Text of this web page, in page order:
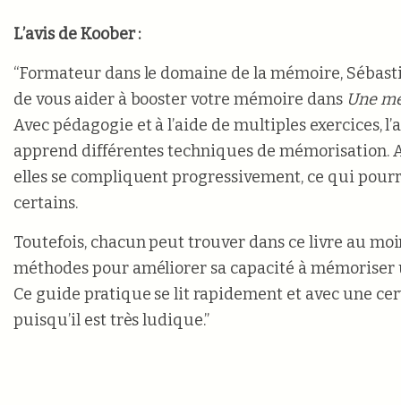
L’avis de Koober :
“Formateur dans le domaine de la mémoire,
de vous aider à booster votre mémoire dans Une
Avec pédagogie et à l’aide de multiples exercices,
apprend différentes techniques de mémorisation.
elles se compliquent progressivement, ce qui
certains.
Toutefois, chacun peut trouver dans ce livre au
méthodes pour améliorer sa capacité à
Ce guide pratique se lit rapidement et avec une
puisqu’il est très ludique.”